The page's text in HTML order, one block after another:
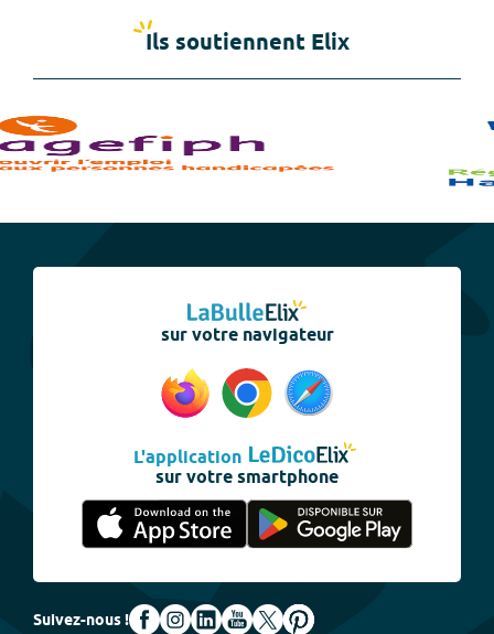
Ils soutiennent Elix
sur votre navigateur
L'application
sur votre smartphone
Suivez-nous !